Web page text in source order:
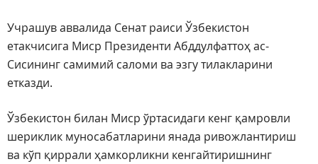
Учрашув аввалида Сенат раиси Ўзбекистон
етакчисига Миср Президенти Абддулфаттоҳ ас-
Сисининг самимий саломи ва эзгу тилакларини
етказди.
Ўзбекистон билан Миср ўртасидаги кенг қамровли
шериклик муносабатларини янада ривожлантириш
ва кўп қиррали ҳамкорликни кенгайтиришнинг